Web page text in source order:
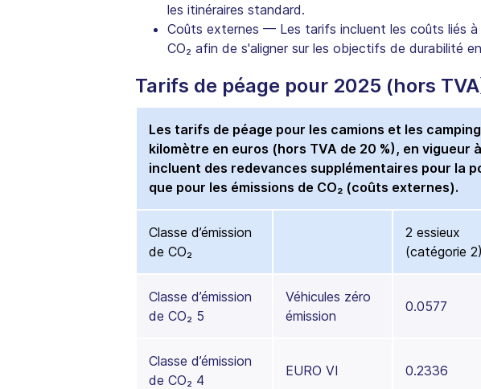
les itinéraires standard.
Coûts externes — Les tarifs incluent les coûts liés
CO₂ afin de s'aligner sur les objectifs de durabilité
Tarifs de péage pour 2025 (hors
Les tarifs de péage pour les camions et les
kilomètre en euros (hors TVA de 20 %), en vigueur
incluent des redevances supplémentaires pour la
que pour les émissions de CO₂ (coûts externes).
Classe d’émission
de CO₂
2 essieux
(catégorie 2)
Classe d’émission
de CO₂ 5
Véhicules zéro
émission
0.0577
Classe d’émission
de CO₂ 4
EURO VI 0.2336